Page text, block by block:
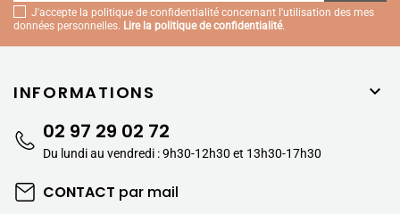
J'accepte la politique de confidentialité concernant l'utilisation des mes
données personnelles. Lire la politique de confidentialité.
INFORMATIONS 
02 97 29 02 72
Du lundi au vendredi : 9h30-12h30 et 13h30-17h30
CONTACT par mail